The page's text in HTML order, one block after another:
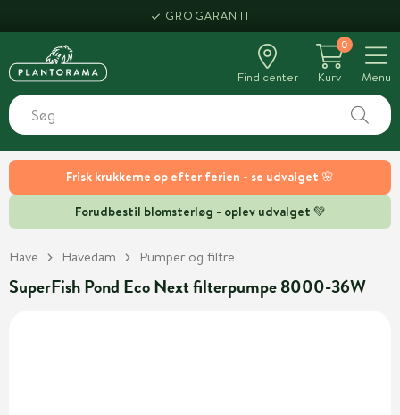
Frisk krukkerne op efter ferien - se udvalget 🌸
Forudbestil blomsterløg - oplev udvalget 💚
GROGARANTI
Find center
0
Kurv
Menu
Have Havedam Pumper og filtre
SuperFish Pond Eco Next filterpumpe 8000-36W